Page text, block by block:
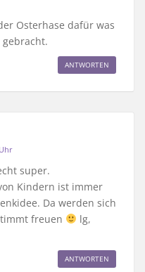
Osterhase dafür was
gebracht.
ANTWORTEN
super.
Kindern ist immer
Da werden sich
freuen
lg,
ANTWORTEN